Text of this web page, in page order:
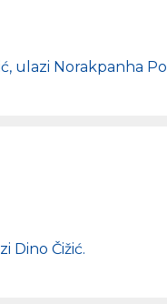
, ulazi Norakpanha Pol
Dino Čižić.